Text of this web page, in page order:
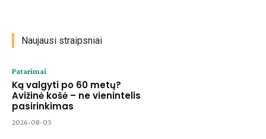
Naujausi straipsniai
Patarimai
Ką valgyti po 60 metų?
Avižinė košė – ne vienintelis
pasirinkimas
2026-08-03